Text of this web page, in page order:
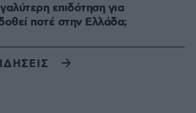
επιδότηση για
ποτέ στην Ελλάδα;